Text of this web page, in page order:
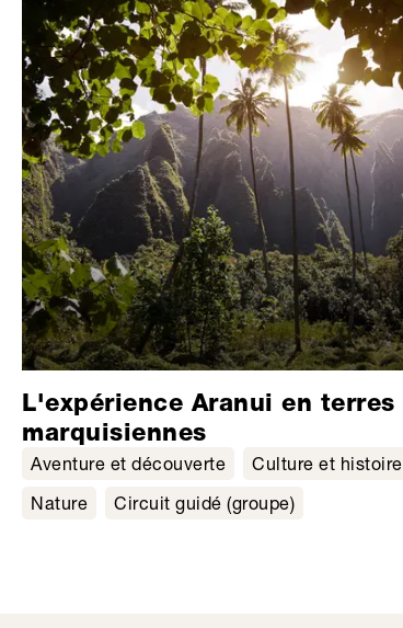
L'expérience Aranui en terres
marquisiennes
Aventure et découverte
Culture et histoire
Nature
Circuit guidé (groupe)